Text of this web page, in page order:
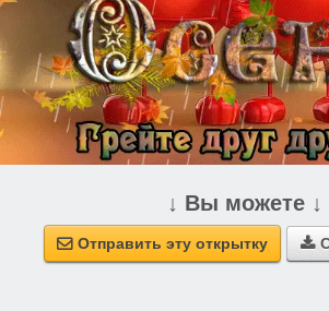
↓ Вы можете ↓
 Отправить эту открытку 